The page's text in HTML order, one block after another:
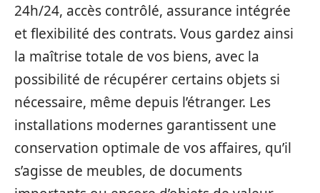
24h/24, accès contrôlé, assurance intégrée
et flexibilité des contrats. Vous gardez ainsi
la maîtrise totale de vos biens, avec la
possibilité de récupérer certains objets si
nécessaire, même depuis l’étranger. Les
installations modernes garantissent une
conservation optimale de vos affaires, qu’il
s’agisse de meubles, de documents